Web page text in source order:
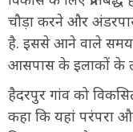
चौड़ा करने और
है. इससे आने वाले समय
आसपास के इलाकों के
हैदरपुर गांव को
कहा कि यहां परंपरा